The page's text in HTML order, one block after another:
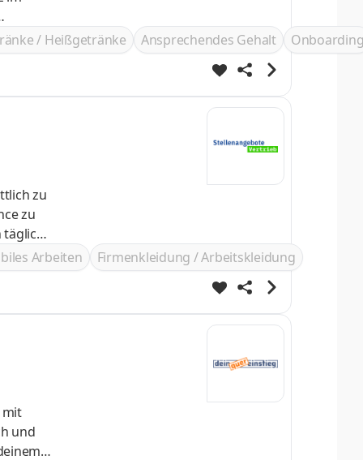
/ Heißgetränke Ansprechendes Gehalt
Arbeiten
Firmenkleidung / Arbeitskleidung
mit